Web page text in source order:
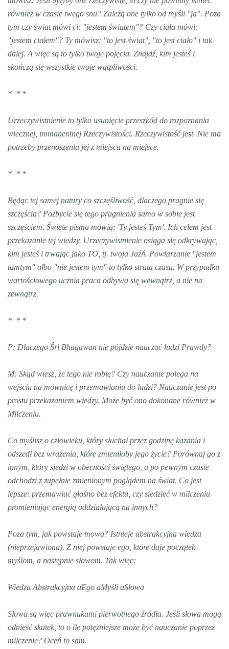
również w czasie twego snu? Zależą one tylko od myśli "ja". Poza
tym czy świat mówi ci: "jestem światem"? Czy ciało mówi:
"jestem ciałem"? Ty mówisz: "to jest świat", "to jest ciało" i tak
dalej. A więc są to tylko twoje pojęcia. Znajdź, kim jesteś i
skończą się wszystkie twoje wątpliwości.
* * *
Urzeczywistnienie to tylko usunięcie przeszkód do rozpoznania
wiecznej, immanentnej Rzeczywistości. Rzeczywistość jest. Nie ma
potrzeby przenoszenia jej z miejsca na miejsce.
* * *
Będąc tej samej natury co szczęśliwość, dlaczego pragnie się
szczęścia? Pozbycie się tego pragnienia samo w sobie jest
szczęściem. Święte pisma mówią: 'Ty jesteś Tym'. Ich celem jest
przekazanie tej wiedzy. Urzeczywistnienie osiąga się odkrywając,
kim jesteś i trwając jako TO, tj. twoja Jaźń. Powtarzanie "jestem
tamtym" albo "nie jestem tym" to tylko strata czasu. W przypadku
wartościowego ucznia praca odbywa się wewnątrz, a nie na
zewnątrz.
* * *
P: Dlaczego Śri Bhagawan nie pójdzie nauczać ludzi Prawdy?
M: Skąd wiesz, że tego nie robię? Czy nauczanie polega na
wejściu na mównicę i przemawianiu do ludzi? Nauczanie jest po
prostu przekazaniem wiedzy. Może być ono dokonane również w
Milczeniu.
Co myślisz o człowieku, który słuchał przez godzinę kazania i
odszedł bez wrażenia, które zmieniłoby jego życie? Porównaj go z
innym, który siedzi w obecności świętego, a po pewnym czasie
odchodzi z zupełnie zmienionym poglądem na świat. Co jest
lepsze: przemawiać głośno bez efektu, czy siedzieć w milczeniu
promieniując energią oddziałującą na innych?
Poza tym, jak powstaje mowa? Istnieje abstrakcyjna wiedza
(nieprzejawiona). Z niej powstaje ego, które daje początek
myślom, a następnie słowom. Tak więc:
Wiedza Abstrakcyjna aEgo aMyśli aSłowa
Słowa są więc prawnukami pierwotnego źródła. Jeśli słowa mogą
odnieść skutek, to o ile potężniejsze może być nauczanie poprzez
milczenie? Oceń to sam.